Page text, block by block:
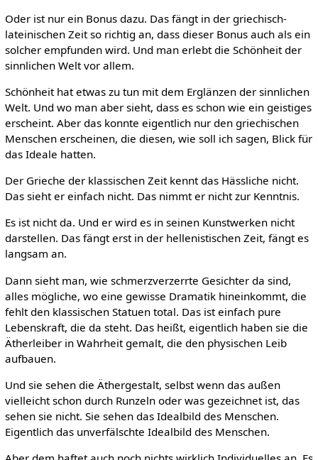
Oder ist nur ein Bonus dazu. Das fängt in der griechisch-
lateinischen Zeit so richtig an, dass dieser Bonus auch als ein
solcher empfunden wird. Und man erlebt die Schönheit der
sinnlichen Welt vor allem.
Schönheit hat etwas zu tun mit dem Erglänzen der sinnlichen
Welt. Und wo man aber sieht, dass es schon wie ein geistiges
erscheint. Aber das konnte eigentlich nur den griechischen
Menschen erscheinen, die diesen, wie soll ich sagen, Blick für
das Ideale hatten.
Der Grieche der klassischen Zeit kennt das Hässliche nicht.
Das sieht er einfach nicht. Das nimmt er nicht zur Kenntnis.
Es ist nicht da. Und er wird es in seinen Kunstwerken nicht
darstellen. Das fängt erst in der hellenistischen Zeit, fängt es
langsam an.
Dann sieht man, wie schmerzverzerrte Gesichter da sind,
alles mögliche, wo eine gewisse Dramatik hineinkommt, die
fehlt den klassischen Statuen total. Das ist einfach pure
Lebenskraft, die da steht. Das heißt, eigentlich haben sie die
Ätherleiber in Wahrheit gemalt, die den physischen Leib
aufbauen.
Und sie sehen die Äthergestalt, selbst wenn das außen
vielleicht schon durch Runzeln oder was gezeichnet ist, das
sehen sie nicht. Sie sehen das Idealbild des Menschen.
Eigentlich das unverfälschte Idealbild des Menschen.